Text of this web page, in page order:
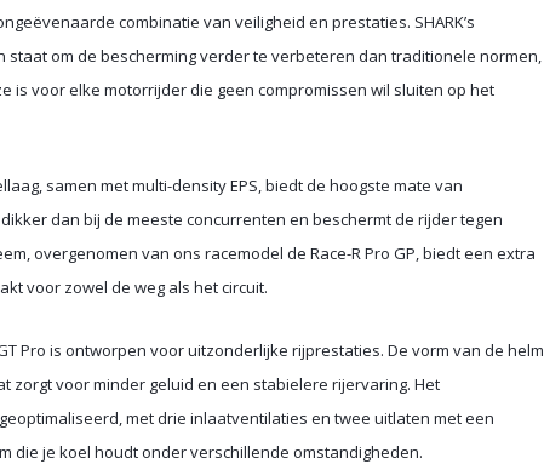
combinatie van veiligheid en prestaties. SHARK’s
om de bescherming verder te verbeteren dan traditionele normen,
is voor elke motorrijder die geen compromissen wil sluiten op het
samen met multi-density EPS, biedt de hoogste mate van
dan bij de meeste concurrenten en beschermt de rijder tegen
overgenomen van ons racemodel de Race-R Pro GP, biedt een extra
voor zowel de weg als het circuit.
Pro is ontworpen voor uitzonderlijke rijprestaties. De vorm van de helm
zorgt voor minder geluid en een stabielere rijervaring. Het
met drie inlaatventilaties en twee uitlaten met een
die je koel houdt onder verschillende omstandigheden.